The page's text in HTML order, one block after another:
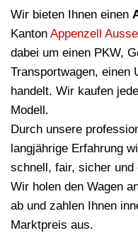
Wir bieten Ihnen einen
Kanton Appenzell
dabei um einen PKW,
Transportwagen, einen
handelt. Wir kaufen
Modell.
Durch unsere
langjährige Erfahrung
schnell, fair, sicher und
Wir holen den Wagen
ab und zahlen Ihnen
Marktpreis aus.